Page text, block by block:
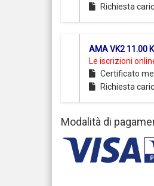
Richiesta
AMA VK2 11.00
Le iscrizioni
Certificato
Richiesta
Modalità di